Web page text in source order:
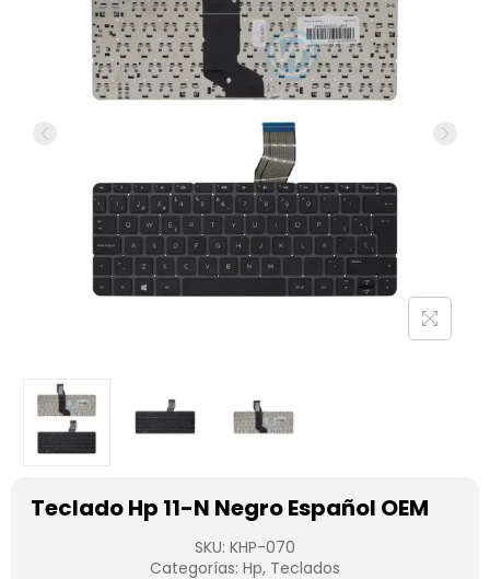
Teclado Hp 11-N Negro Español OEM
SKU: KHP-070
Categorías: Hp, Teclados